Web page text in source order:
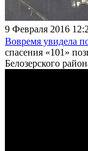
9 Февраля 2016
Вовремя увидела
спасения «101»
Белозерского